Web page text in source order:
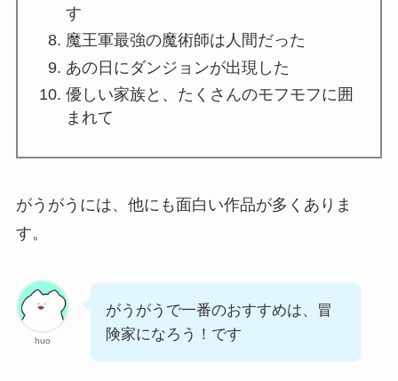
す
魔王軍最強の魔術師は人間だった
あの日にダンジョンが出現した
優しい家族と、たくさんのモフモフに囲
まれて
がうがうには、他にも面白い作品が多くありま
す。
huo
がうがうで一番のおすすめは、冒
険家になろう！です